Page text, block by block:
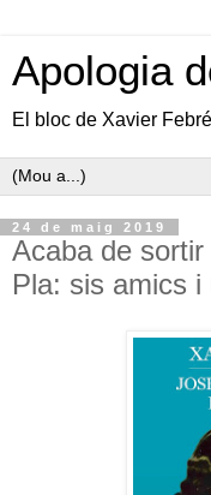
Apologia
El bloc de Xavier
24 de maig 2019
Acaba de sortir
Pla: sis amics i